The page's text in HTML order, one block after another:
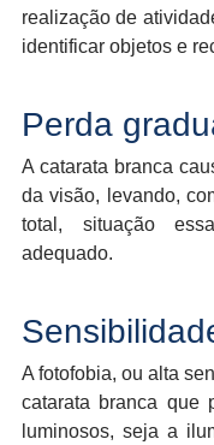
realização de
identificar objetos e
Perda
A catarata branca
da visão, levando,
total, situação
adequado.
A fotofobia, ou alta
catarata branca que
luminosos, seja a